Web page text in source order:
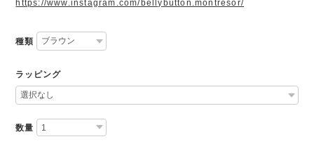
https://www.instagram.com/bellybutton.montresor/
種類
ラッピング
数量